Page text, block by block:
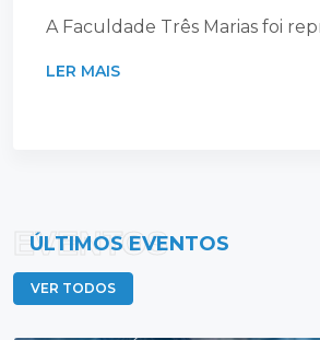
A Faculdade Três Marias foi
LER MAIS
ÚLTIMOS EVENTOS
EVENTOS
VER TODOS